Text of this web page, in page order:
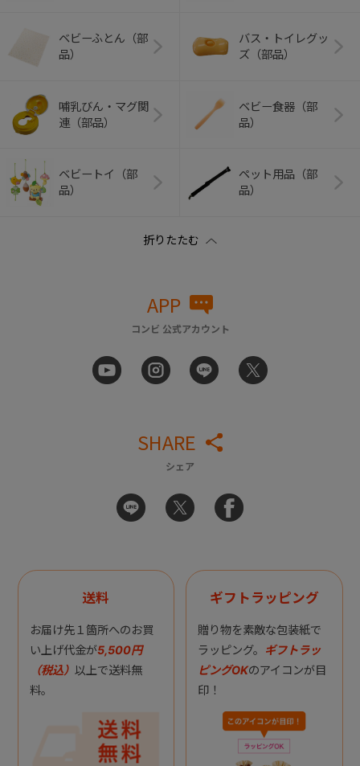
ベビーふとん（部
品）
バス・トイレグッ
ズ（部品）
哺乳びん・マグ関
連（部品）
ベビー食器（部
品）
ベビートイ（部
品）
ペット用品（部
品）
APP
コンビ 公式アカウント
SHARE
シェア
送料
お届け先１箇所へのお買
い上げ代金が5,500円
（税込） 以上で送料無
料。
ギフトラッピング
贈り物を素敵な包装紙で
ラッピング。 ギフトラッ
ピングOKのアイコンが目
印！